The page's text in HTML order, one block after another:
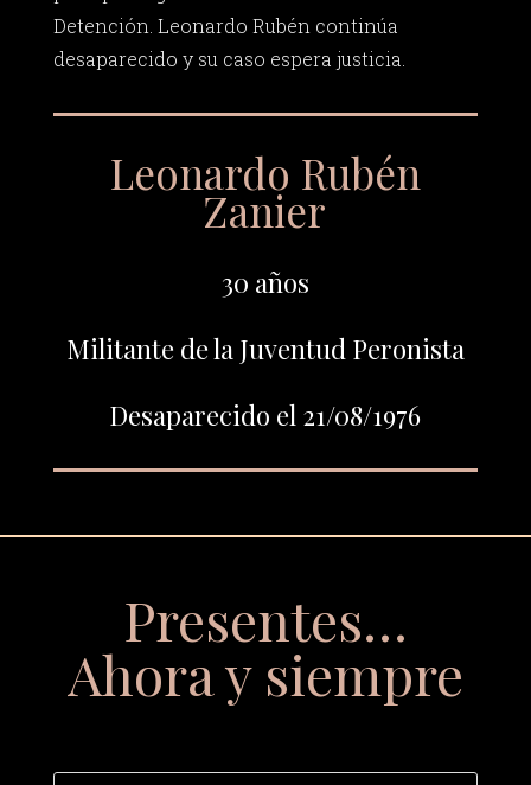
Detención. Leonardo Rubén continúa
desaparecido y su caso espera justicia.
Leonardo Rubén
Zanier
30 años
Militante de la Juventud Peronista
Desaparecido el 21/08/1976
Presentes…
Ahora y siempre